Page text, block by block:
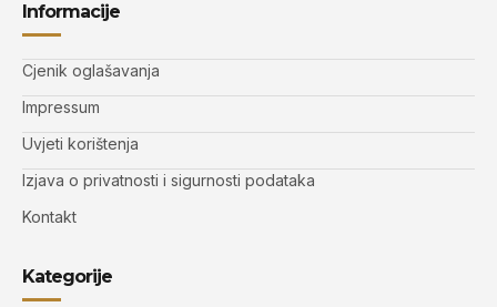
Informacije
Cjenik oglašavanja
Impressum
Uvjeti korištenja
Izjava o privatnosti i sigurnosti podataka
Kontakt
Kategorije